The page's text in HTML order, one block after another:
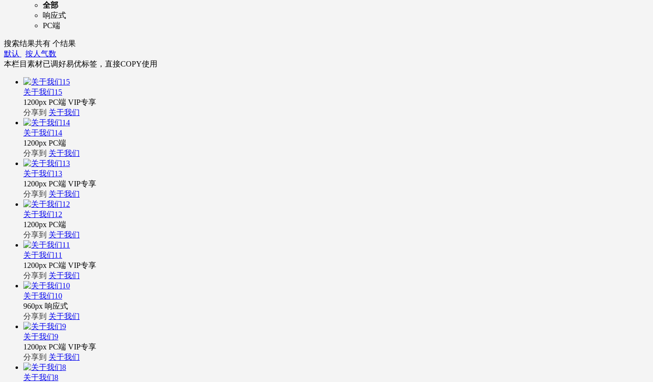
全部
响应式
PC端
搜索结果共有 个结果
默认
按人气数
本栏目素材已调好易优标签，直接COPY使用
关于我们15
1200px PC端 VIP专享
分享到 关于我们
关于我们14
1200px PC端
分享到 关于我们
关于我们13
1200px PC端 VIP专享
分享到 关于我们
关于我们12
1200px PC端
分享到 关于我们
关于我们11
1200px PC端 VIP专享
分享到 关于我们
关于我们10
960px 响应式
分享到 关于我们
关于我们9
1200px PC端 VIP专享
分享到 关于我们
关于我们8